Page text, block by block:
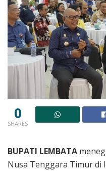
0
SHARES
BUPATI LEMBATA
Nusa Tenggara Timur di